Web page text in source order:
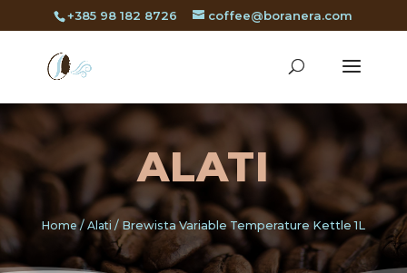
+385 98 182 8726 coffee@boranera.com
ALATI
Home/Alati / Brewista Variable Temperature Kettle 1L